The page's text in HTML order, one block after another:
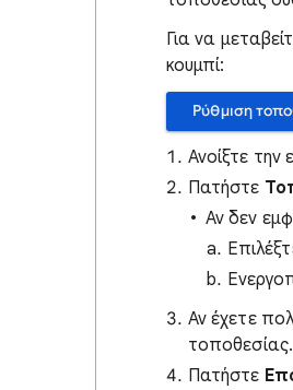
Για να
κουμπί:
Ρύθμιση
Ανοίξτε την
Πατήστε
Αν δεν
Αν έχετε
τοποθεσίας.
Πατήστε